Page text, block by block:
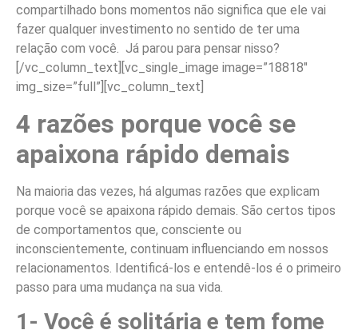
compartilhado bons momentos não significa que ele vai
fazer qualquer investimento no sentido de ter uma
relação com você. Já parou para pensar nisso?
[/vc_column_text][vc_single_image image=”18818″
img_size=”full”][vc_column_text]
4 razões porque você se
apaixona rápido demais
Na maioria das vezes, há algumas razões que explicam
porque você se apaixona rápido demais. São certos tipos
de comportamentos que, consciente ou
inconscientemente, continuam influenciando em nossos
relacionamentos. Identificá-los e entendê-los é o primeiro
passo para uma mudança na sua vida.
1- Você é solitária e tem fome